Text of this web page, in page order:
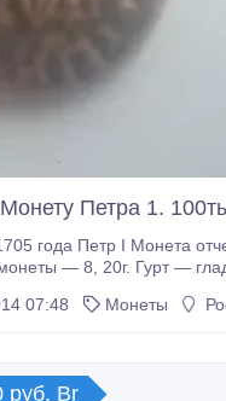
Петра 1.
отчеканена из
— 8, 20г. Гурт —
07:48
Монеты
руб. Br